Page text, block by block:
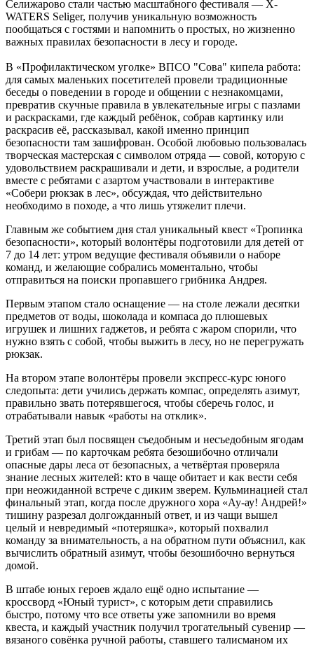
Селижарово стали частью масштабного фестиваля — X-
WATERS Seliger, получив уникальную возможность
пообщаться с гостями и напомнить о простых, но жизненно
важных правилах безопасности в лесу и городе.
В «Профилактическом уголке» ВПСО "Сова" кипела работа:
для самых маленьких посетителей провели традиционные
беседы о поведении в городе и общении с незнакомцами,
превратив скучные правила в увлекательные игры с пазлами
и раскрасками, где каждый ребёнок, собрав картинку или
раскрасив её, рассказывал, какой именно принцип
безопасности там зашифрован. Особой любовью пользовалась
творческая мастерская с символом отряда — совой, которую с
удовольствием раскрашивали и дети, и взрослые, а родители
вместе с ребятами с азартом участвовали в интерактиве
«Собери рюкзак в лес», обсуждая, что действительно
необходимо в походе, а что лишь утяжелит плечи.
Главным же событием дня стал уникальный квест «Тропинка
безопасности», который волонтёры подготовили для детей от
7 до 14 лет: утром ведущие фестиваля объявили о наборе
команд, и желающие собрались моментально, чтобы
отправиться на поиски пропавшего грибника Андрея.
Первым этапом стало оснащение — на столе лежали десятки
предметов от воды, шоколада и компаса до плюшевых
игрушек и лишних гаджетов, и ребята с жаром спорили, что
нужно взять с собой, чтобы выжить в лесу, но не перегружать
рюкзак.
На втором этапе волонтёры провели экспресс-курс юного
следопыта: дети учились держать компас, определять азимут,
правильно звать потерявшегося, чтобы сберечь голос, и
отрабатывали навык «работы на отклик».
Третий этап был посвящен съедобным и несъедобным ягодам
и грибам — по карточкам ребята безошибочно отличали
опасные дары леса от безопасных, а четвёртая проверяла
знание лесных жителей: кто в чаще обитает и как вести себя
при неожиданной встрече с диким зверем. Кульминацией стал
финальный этап, когда после дружного хора «Ау-ау! Андрей!»
тишину разрезал долгожданный ответ, и из чащи вышел
целый и невредимый «потеряшка», который похвалил
команду за внимательность, а на обратном пути объяснил, как
вычислить обратный азимут, чтобы безошибочно вернуться
домой.
В штабе юных героев ждало ещё одно испытание —
кроссворд «Юный турист», с которым дети справились
быстро, потому что все ответы уже запомнили во время
квеста, и каждый участник получил трогательный сувенир —
вязаного совёнка ручной работы, ставшего талисманом их